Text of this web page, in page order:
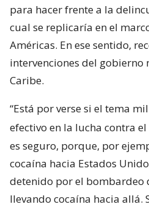
para hacer frente a la
cual se replicaría en el
Américas. En ese sentido,
intervenciones del gobierno
Caribe.
“Está por verse si el tema
efectivo en la lucha contra
es seguro, porque, por
cocaína hacia Estados
detenido por el bombardeo
llevando cocaína hacia allá.